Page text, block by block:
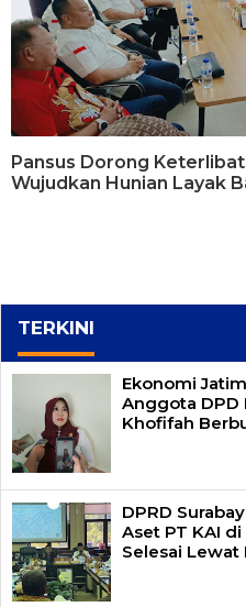
Pansus Dorong
Wujudkan Hunian Layak
TERKINI
Ekonomi
Anggota DPD
Khofifah
DPRD
Aset PT KAI
Selesai